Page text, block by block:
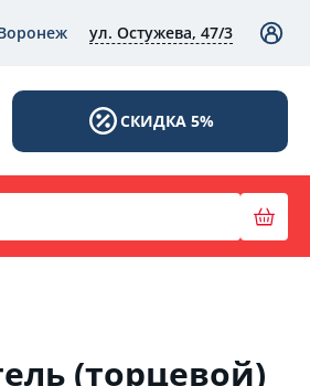
ул. Остужева, 47/3
СКИДКА 5%
(торцевой)